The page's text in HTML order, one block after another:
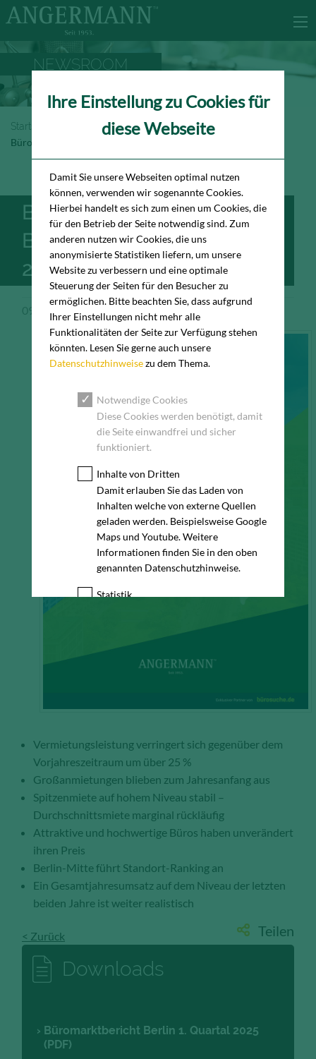
NEWSROOM
Startseite
Newsroom
Büromarktbericht Berlin 1. Quartal 2025
BÜROMARKTBERICHT
BERLIN 1. QUARTAL
2025
09.04.2025 Publikation
Vermietungsleistung verringert sich gegenüber dem
Vorjahreszeitraum um über 25 %
Großanmietungen blieben zum Jahresanfang aus
Spitzenmiete auf hohem Niveau stabil –
Durchschnittsmiete marginal rückläufig
Attraktive und hochwertige Büros haben unverändert
ihren Preis
Berlin-Mitte führt Standort-Ranking an
Ein Gesamtjahresumsatz auf dem Niveau der letzten
beiden Jahre ist weiter realistisch
Teilen
< Zurück
Downloads
Büromarktbericht Berlin 1. Quartal 2025
(PDF)
Ihre Einstellung zu Cookies für
diese Webseite
Damit Sie unsere Webseiten optimal nutzen
können, verwenden wir sogenannte Cookies.
Hierbei handelt es sich zum einen um Cookies, die
für den Betrieb der Seite notwendig sind. Zum
anderen nutzen wir Cookies, die uns
anonymisierte Statistiken liefern, um unsere
Website zu verbessern und eine optimale
Steuerung der Seiten für den Besucher zu
ermöglichen. Bitte beachten Sie, dass aufgrund
Ihrer Einstellungen nicht mehr alle
Funktionalitäten der Seite zur Verfügung stehen
könnten. Lesen Sie gerne auch unsere
Datenschutzhinweisezu dem Thema.
Notwendige Cookies
Diese Cookies werden benötigt, damit
die Seite einwandfrei und sicher
funktioniert.
Inhalte von Dritten
Damit erlauben Sie das Laden von
Inhalten welche von externe Quellen
geladen werden. Beispielsweise Google
Maps und Youtube. Weitere
Informationen finden Sie in den oben
genannten Datenschutzhinweise.
Statistik
Anzahl der Besucher auf den Seiten,
Ihren Weg durch unseren
Internetauftritt oder das Gerät, mit
Aufgrund dieser Statistiken können
Speichern und schließen
Alle akzeptieren
Mehr über die genutzten Cookies erfahren